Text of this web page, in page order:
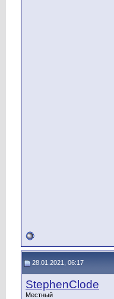
28.01.2021, 06:17
StephenClode
Местный